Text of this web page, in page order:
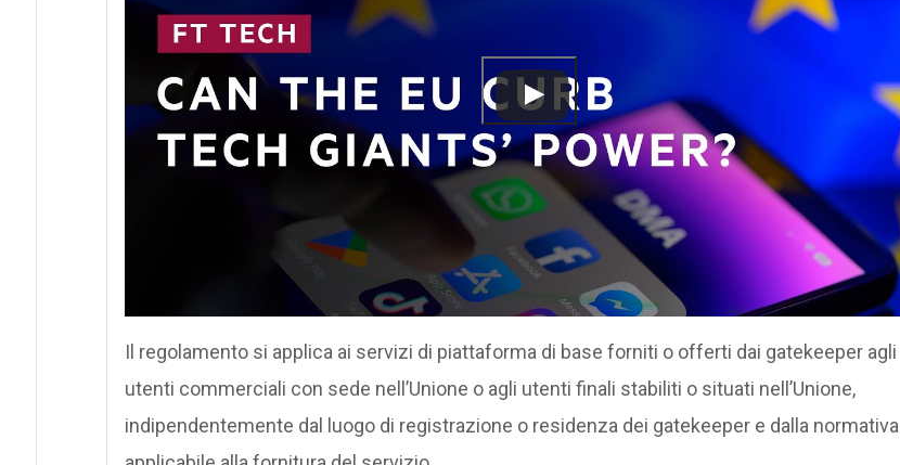
Il regolamento si applica ai servizi di piattaforma di base forniti o offerti dai gatekeeper agli
utenti commerciali con sede nell’Unione o agli utenti finali stabiliti o situati nell’Unione,
indipendentemente dal luogo di registrazione o residenza dei gatekeeper e dalla normativa